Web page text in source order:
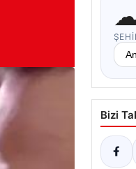
Bizi